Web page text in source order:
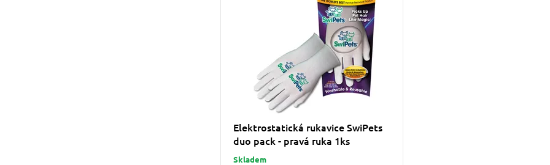
Elektrostatická rukavice SwiPets
duo pack - pravá ruka 1ks
Skladem